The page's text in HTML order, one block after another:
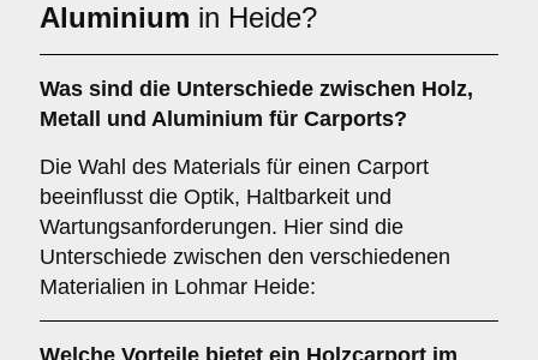
Aluminium in Heide?
Was sind die Unterschiede zwischen Holz,
Metall
und Aluminium für Carports?
Die Wahl des Materials für einen Carport
beeinflusst die Optik, Haltbarkeit und
Wartungsanforderungen. Hier sind die
Unterschiede zwischen den verschiedenen
Materialien in Lohmar Heide:
Welche Vorteile bietet ein Holzcarport im